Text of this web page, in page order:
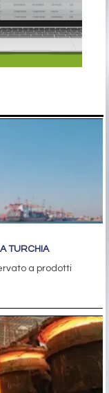
TURCHIA
a prodotti